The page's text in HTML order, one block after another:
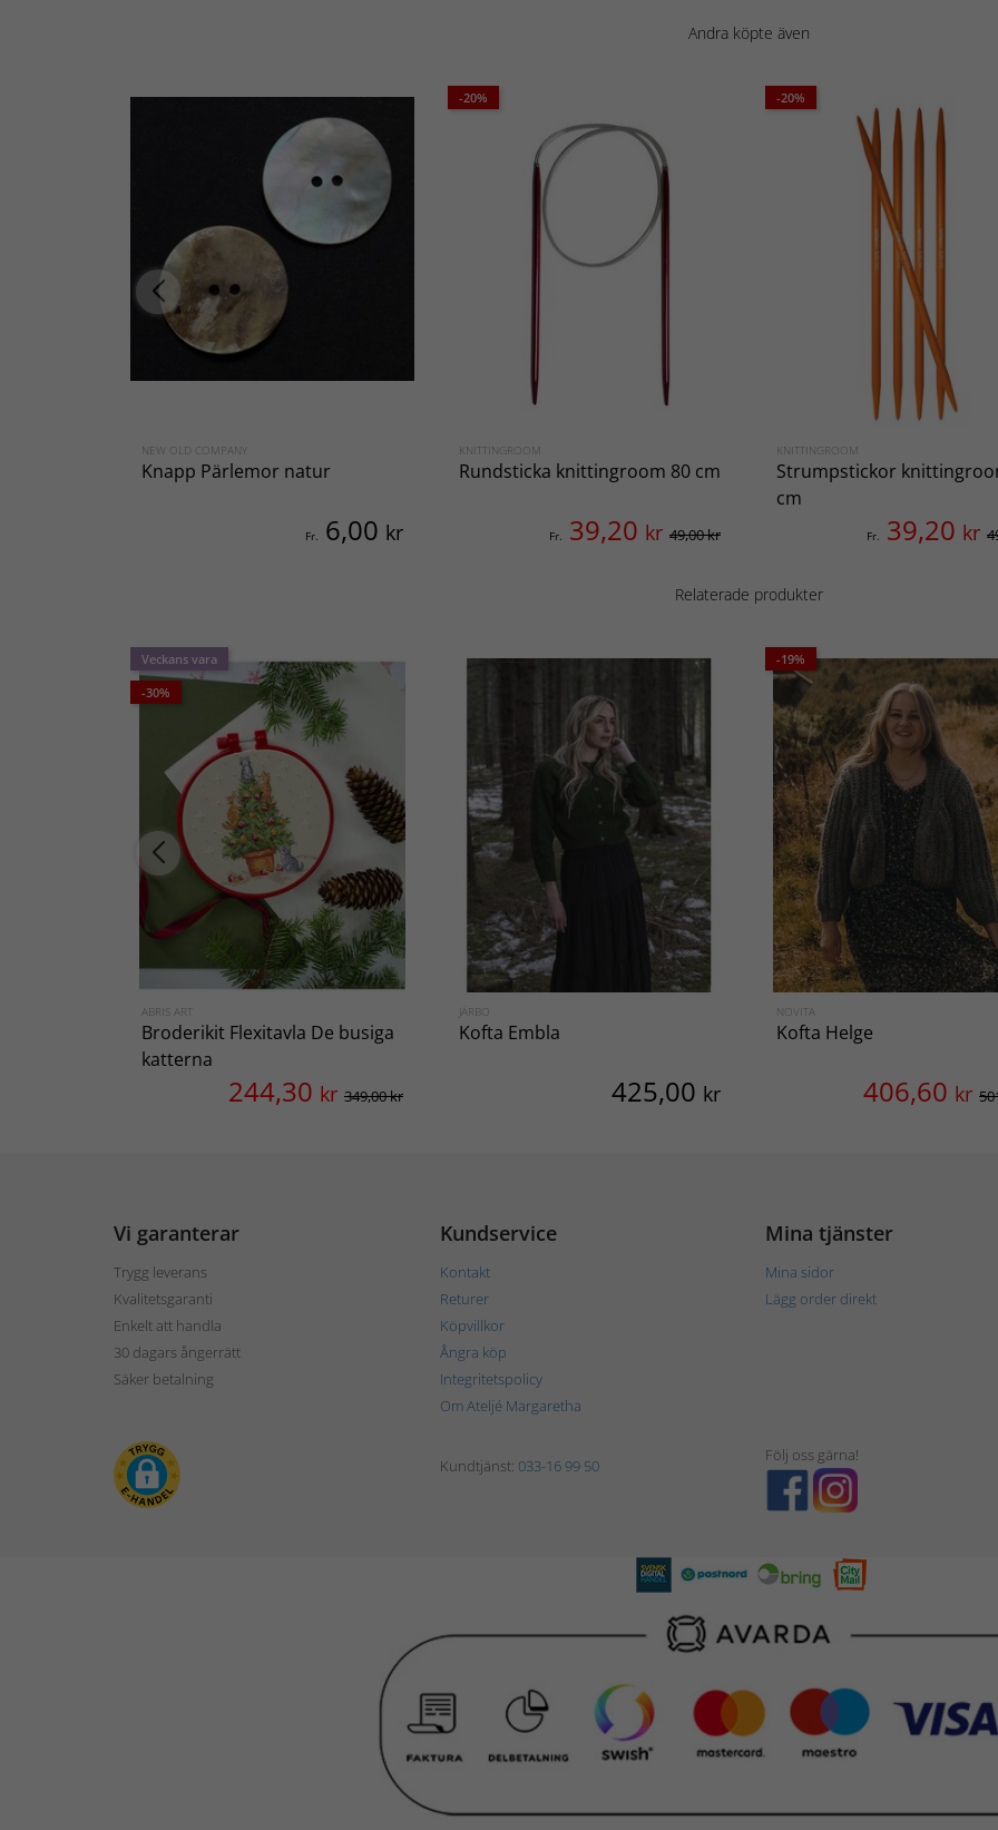
Andra köpte även
NEW OLD COMPANY
Knapp Pärlemor natur
Fr. 6,00 kr
-20%
KNITTINGROOM
Rundsticka knittingroom 80 cm
Fr. 39,20 kr 49,00 kr
-20%
KNITTINGROOM
Strumpstickor
cm
Fr. 39,20 kr
Relaterade produkter
Veckans vara
-30%
ABRIS ART
Broderikit Flexitavla De busiga
katterna
244,30 kr 349,00 kr
JÄRBO
Kofta Embla
425,00 kr
-19%
NOVITA
Kofta Helge
406,60 kr
Vi garanterar
Trygg leverans
Kvalitetsgaranti
Enkelt att handla
30 dagars ångerrätt
Säker betalning
Kundservice
Kontakt
Returer
Köpvillkor
Ångra köp
Integritetspolicy
Om Ateljé Margaretha
Mina tjänster
Mina sidor
Lägg order direkt
Kundtjänst: 033-16 99 50
Följ oss gärna!